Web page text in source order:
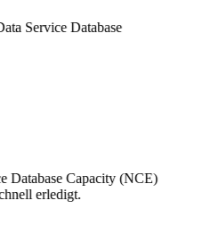
Service Database
Database Capacity (NCE)
erledigt.